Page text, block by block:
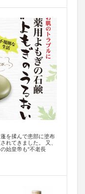
を揉んで患部に塗布
れてきました。 又、
始皇帝も“不老長